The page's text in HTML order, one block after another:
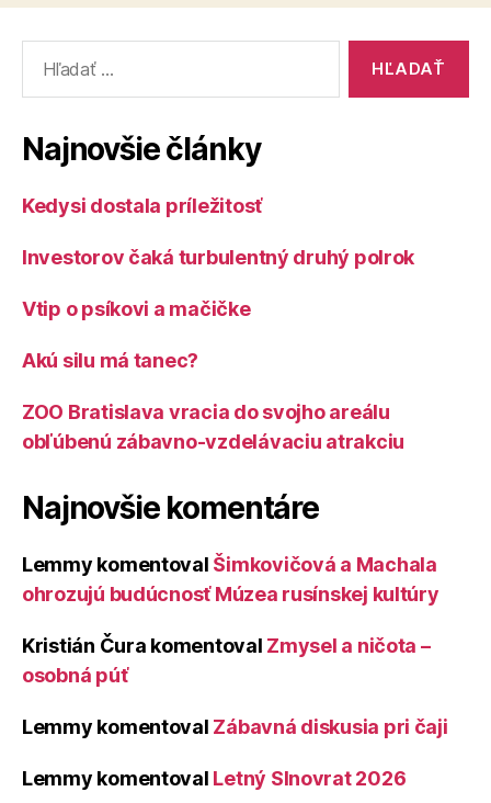
Najnovšie články
Kedysi dostala príležitosť
Investorov čaká turbulentný druhý polrok
Vtip o psíkovi a mačičke
Akú silu má tanec?
ZOO Bratislava vracia do svojho areálu
obľúbenú zábavno-vzdelávaciu atrakciu
Najnovšie komentáre
Lemmy komentoval Šimkovičová a Machala
ohrozujú budúcnosť Múzea rusínskej kultúry
Kristián Čura komentoval Zmysel a ničota –
osobná púť
Lemmy komentoval Zábavná diskusia pri čaji
Lemmy komentoval Letný Slnovrat 2026